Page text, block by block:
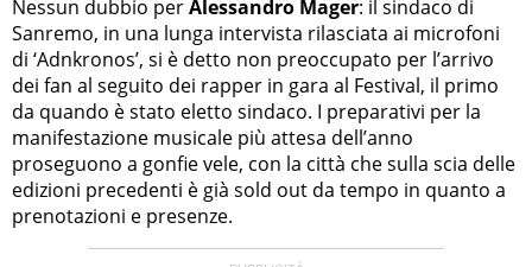
Nessun dubbio perAlessandro Mager: il sindaco di
Sanremo, in una lunga intervista rilasciata ai microfoni
di ‘Adnkronos’, si è detto non preoccupato per l’arrivo
dei fan al seguito dei rapper in gara al Festival, il primo
da quando è stato eletto sindaco. I preparativi per la
manifestazione musicale più attesa dell’anno
proseguono a gonfie vele, con la città che sulla scia delle
edizioni precedenti è già sold out da tempo in quanto a
prenotazioni e presenze.